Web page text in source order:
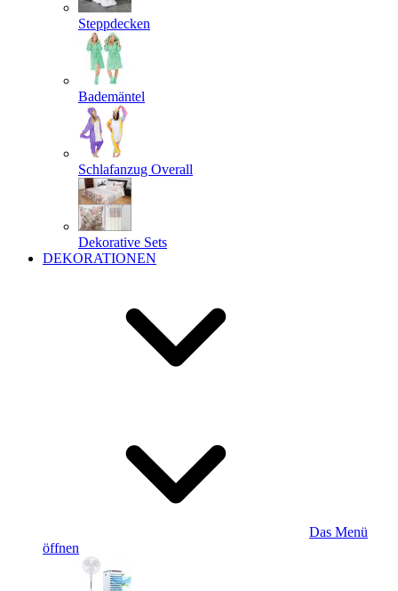
Steppdecken
Bademäntel
Schlafanzug Overall
Dekorative Sets
DEKORATIONEN
Das Menü
öffnen